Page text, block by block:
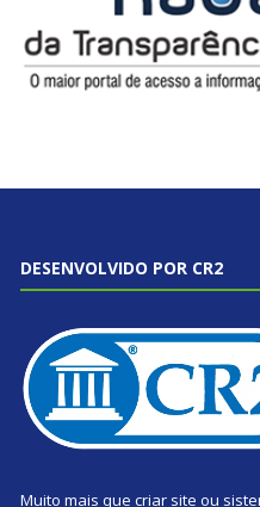
DESENVOLVIDO POR CR2
Muito mais que criar site ou